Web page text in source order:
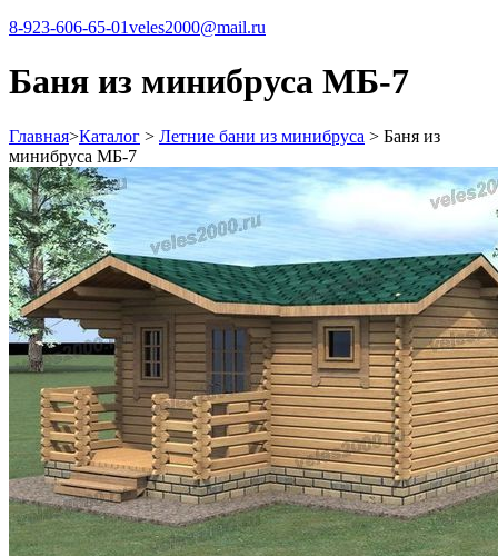
8-923-606-65-01veles2000@mail.ru
Баня из минибруса МБ-7
Главная>Каталог > Летние бани из минибруса > Баня из
минибруса МБ-7